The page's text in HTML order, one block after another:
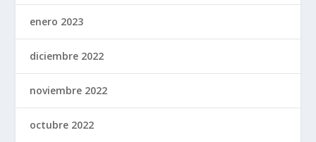
enero 2023
diciembre 2022
noviembre 2022
octubre 2022